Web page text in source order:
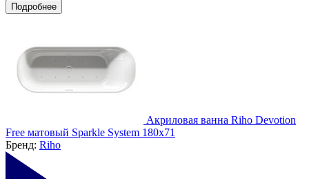
Подробнее
Акриловая ванна Riho Devotion
Free матовый Sparkle System 180х71
Бренд: Riho